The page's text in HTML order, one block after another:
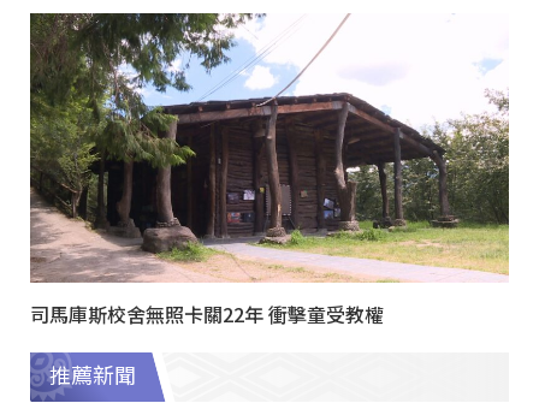
司馬庫斯校舍無照卡關22年 衝擊童受教權
推薦新聞